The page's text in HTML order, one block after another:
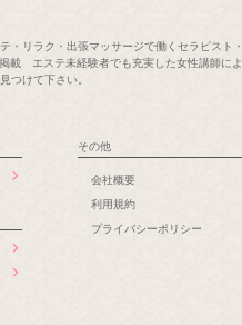
・リラク・出張マッサージで働くセラピスト・
載 エステ未経験者でも充実した女性講師によ
つけて下さい。
その他
会社概要
利用規約
プライバシーポリシー